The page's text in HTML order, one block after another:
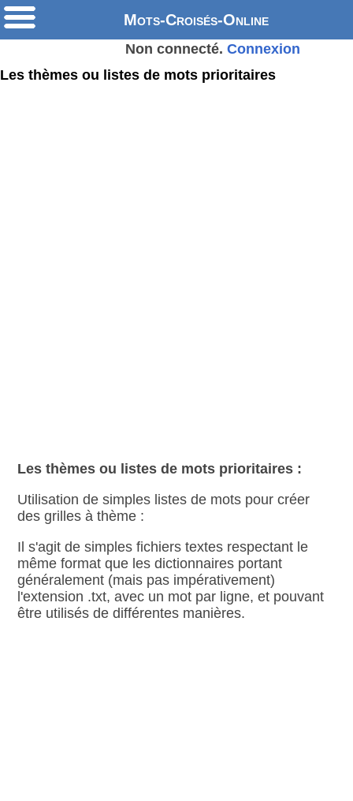
Mots-Croisés-Online
Non connecté. Connexion
Les thèmes ou listes de mots prioritaires
Les thèmes ou listes de mots prioritaires :
Utilisation de simples listes de mots pour créer
des grilles à thème :
Il s'agit de simples fichiers textes respectant le
même format que les dictionnaires portant
généralement (mais pas impérativement)
l'extension .txt, avec un mot par ligne, et pouvant
être utilisés de différentes manières.